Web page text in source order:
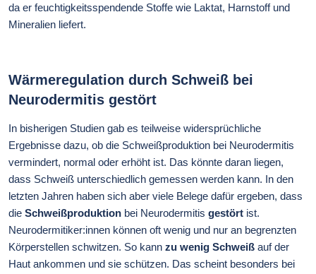
da er feuchtigkeitsspendende Stoffe wie Laktat, Harnstoff und
Mineralien liefert.
Wärmeregulation durch Schweiß bei
Neurodermitis gestört
In bisherigen Studien gab es teilweise widersprüchliche
Ergebnisse dazu, ob die Schweißproduktion bei Neurodermitis
vermindert, normal oder erhöht ist. Das könnte daran liegen,
dass Schweiß unterschiedlich gemessen werden kann. In den
letzten Jahren haben sich aber viele Belege dafür ergeben, dass
die Schweißproduktion bei Neurodermitis gestört ist.
Neurodermitiker:innen können oft wenig und nur an begrenzten
Körperstellen schwitzen. So kann zu wenig Schweiß auf der
Haut ankommen und sie schützen. Das scheint besonders bei